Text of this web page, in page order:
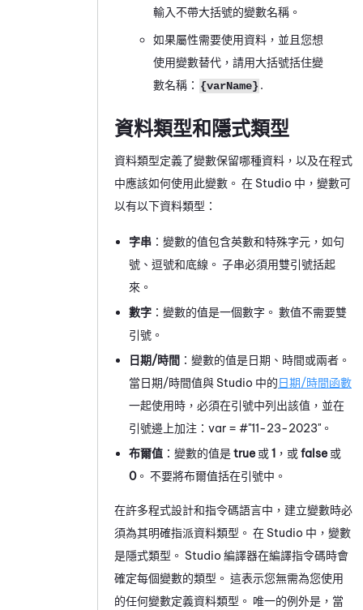
輸入不帶大括號的變數名稱。
如果屬性需要使用資料，並且您想
使用變數替代，請用大括號括住變
數名稱： {varName} .
資料類型和隱式類型
資料類型定義了變數保留哪種資料，以及在程式
中應該如何使用此變數。 在 Studio 中，變數可
以有以下資料類型：
字串 ：變數的值包含英數和特殊字元，如句
號、逗號和底線。 子串必須用雙引號括起
來。
數字 ：變數的值是一個數字。 數值不需要雙
引號。
日期/時間 ：變數的值是日期、時間或兩者。
當日期/時間值與 Studio 中的日期/時間函數
一起使用時，必須在引號中列出該值，並在
引號邊上加注：var = #"11-23-2023"。
布爾值 ：變數的值是true 或1 ，或false 或
0。 不要將布爾值括在引號中。
在許多程式設計和指令碼語言中，建立變數時必
須為其明確指派資料類型。 在 Studio 中，變數
是隱式類型。 Studio 編譯器在編譯指令碼時會
確定每個變數的類型。 這表示您無需為您使用
的任何變數定義資料類型。 唯一的例外是，當